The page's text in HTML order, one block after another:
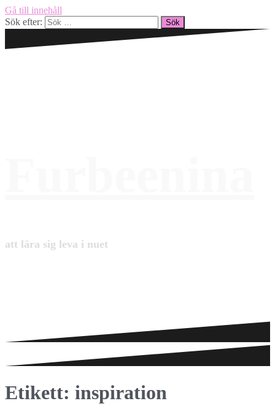
Gå till innehåll
Sök efter:
att lära sig leva i nuet
Etikett: inspiration